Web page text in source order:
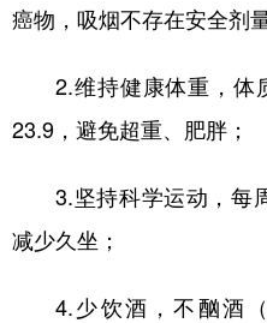
癌物，吸烟不存在安全剂
2.维持健康体重，体
23.9，避免超重、肥胖；
3.坚持科学运动，每
减少久坐；
4.少饮酒，不酗酒（